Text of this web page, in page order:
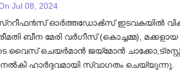
Jul 08, 2024
ഓർത്തഡോൿസ്‌ ഇടവകയിൽ
ബീന മേരി വർഗീസ് (കൊച്ചമ്മ),
ചെയർമാൻ ജയ്മോൻ
ഹാർദ്ദവമായി സ്വാഗതം ചെയ്യുന്നു.